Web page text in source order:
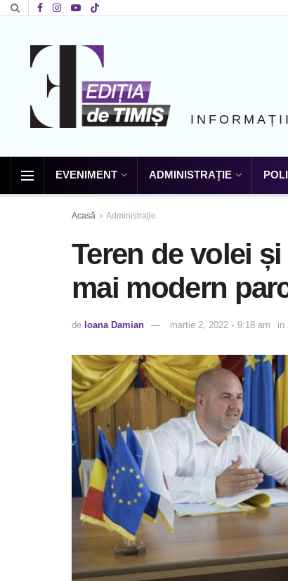
EVENIMENT ADMINISTRAȚIE
Acasă Administrație
Teren de volei
mai modern
de Ioana Damian martie 2, 2022 ◦ 9:18 am in